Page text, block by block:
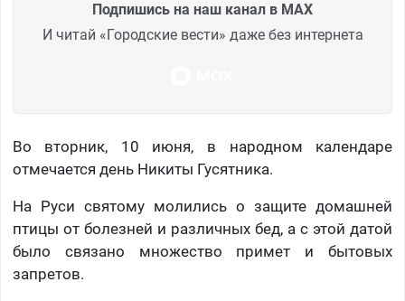
Подпишись на наш канал в MAX
И читай «Городские вести» даже без интернета
Во вторник, 10 июня, в народном календаре
отмечается день Никиты Гусятника.
На Руси святому молились о защите домашней
птицы от болезней и различных бед, а с этой датой
было связано множество примет и бытовых
запретов.